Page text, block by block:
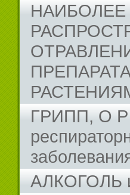
НАИБОЛЕЕ
ГРИПП, О Р
АЛКОГОЛЬ